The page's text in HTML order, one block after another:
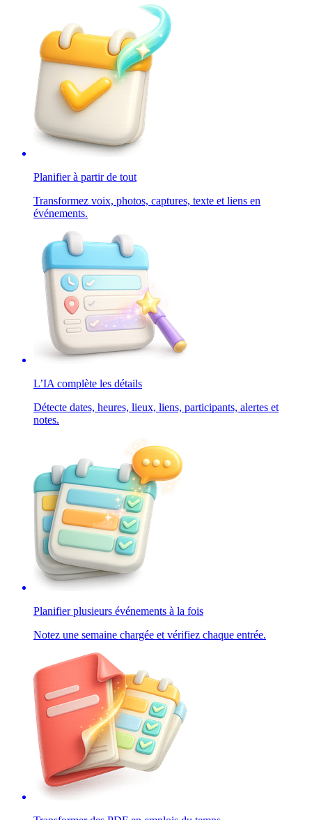
Planifier à partir de tout
Transformez voix, photos, captures, texte et liens en
événements.
L’IA complète les détails
Détecte dates, heures, lieux, liens, participants, alertes et
notes.
Planifier plusieurs événements à la fois
Notez une semaine chargée et vérifiez chaque entrée.